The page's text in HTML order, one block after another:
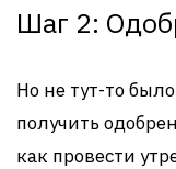
Шаг 2:
Но не тут-то
получить
как провести